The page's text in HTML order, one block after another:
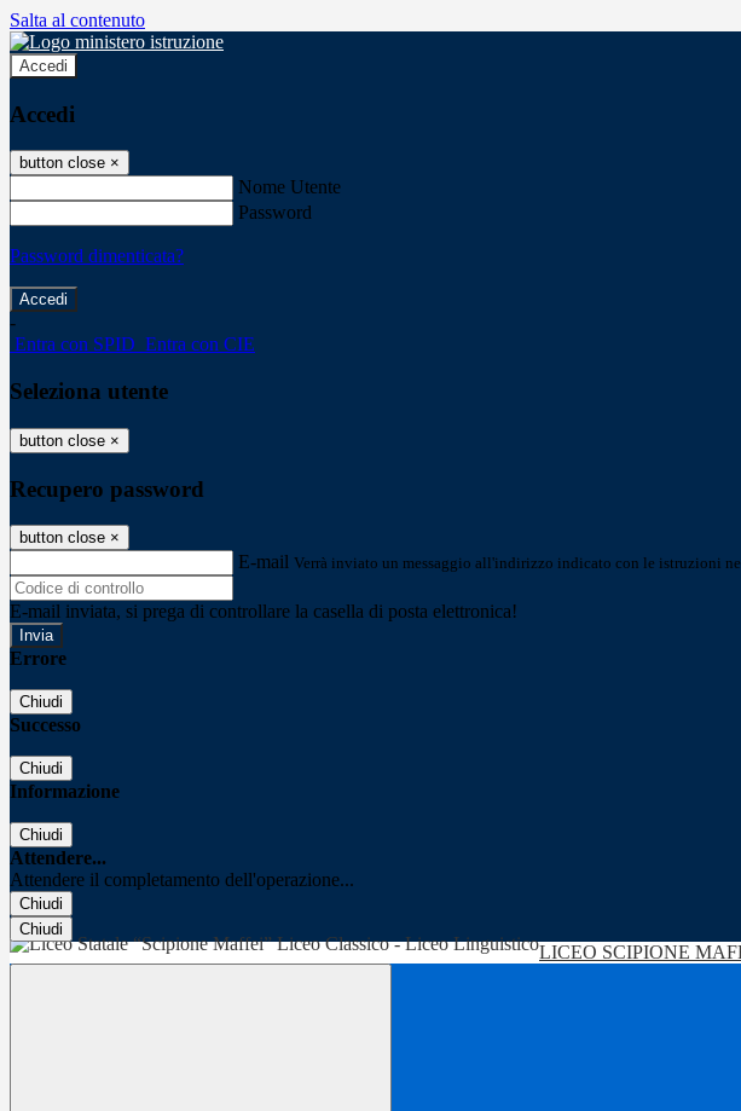
Salta al contenuto
Accedi
Accedi
button close ×
Nome Utente
Password
Password dimenticata?
-
Entra con SPID Entra con CIE
Seleziona utente
button close ×
Recupero password
button close ×
E-mail Verrà inviato un messaggio all'indirizzo indicato con le istruzioni
E-mail inviata, si prega di controllare la casella di posta elettronica!
Errore
Chiudi
Successo
Chiudi
Informazione
Chiudi
Attendere...
Attendere il completamento dell'operazione...
Chiudi
Chiudi
LICEO SCIPIONE